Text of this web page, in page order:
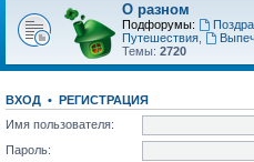
О разном
Подфорумы:
Путешествия
Темы: 2720
ВХОД • РЕГИСТРАЦИЯ
Имя пользователя:
Пароль: